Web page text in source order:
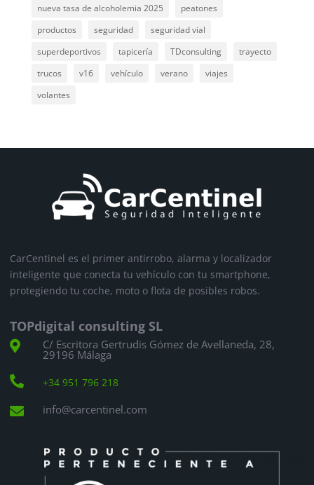
nueva tasa de alcoholemia 2025
peatones
productos
seguridad
seguridad vial
superdeportivos
tapicería TDconsulting
trayecto
trucos
v16 vehículo verano
viajes
volantes
CarCentinel es el primer antirrobo, alarma y localizador
inteligente que conecta tu vehículo con tu smartphone,
protegiendo tu coche, moto o flota de posibles robos.
TOPdigital consulting SL
 C/ Escritora Gertrudis Gómez de Avellaneda, 28,
29196 Málaga
 +34 951 796 218
 info@carcentinel.com